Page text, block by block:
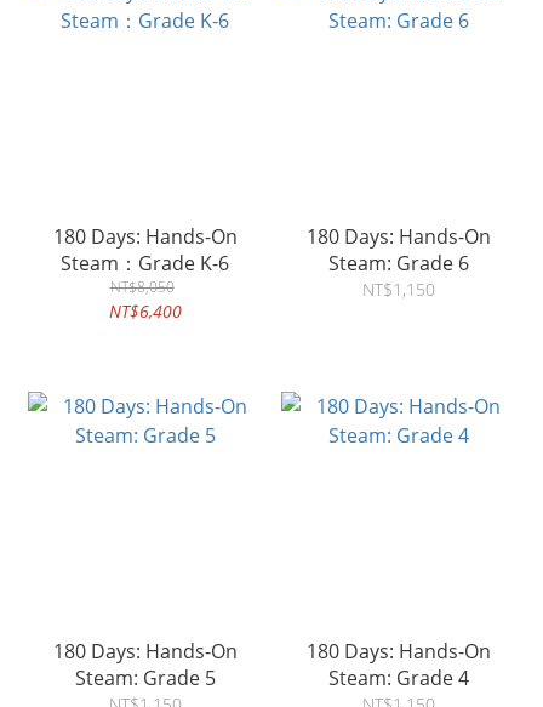
180 Days: Hands-On
Steam：Grade K-6
NT$8,050
NT$6,400
180 Days: Hands-On
Steam: Grade 6
NT$1,150
180 Days: Hands-On
Steam: Grade 5
180 Days: Hands-On
Steam: Grade 4